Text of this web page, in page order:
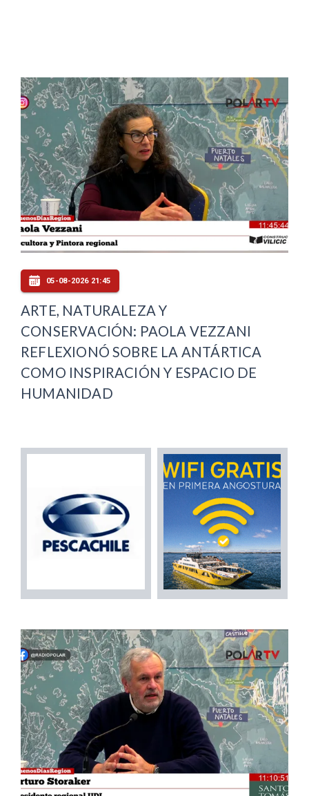
05-08-2026 21:45
ARTE, NATURALEZA Y
CONSERVACIÓN: PAOLA VEZZANI
REFLEXIONÓ SOBRE LA ANTÁRTICA
COMO INSPIRACIÓN Y ESPACIO DE
HUMANIDAD